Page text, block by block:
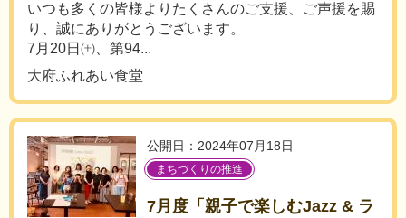
いつも多くの皆様よりたくさんのご支援、ご声援を賜
り、誠にありがとうございます。
7月20日㈯、第94...
大府ふれあい食堂
公開日：2024年07月18日
まちづくりの推進
7月度「親子で楽しむJazz & ラ